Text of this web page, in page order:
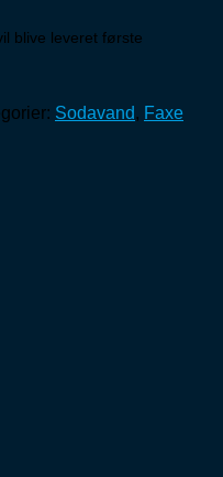
blive leveret første
Sodavand, Faxe